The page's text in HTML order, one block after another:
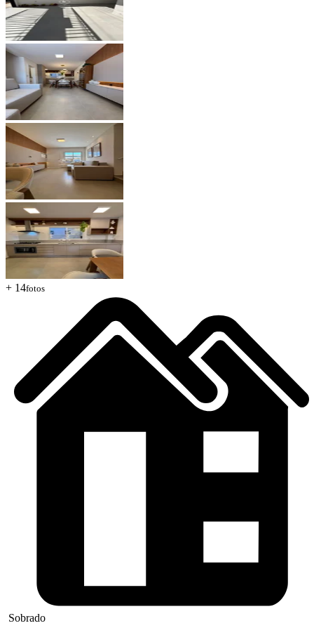
+ 14fotos
Sobrado